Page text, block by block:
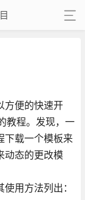
方便的快速开
教程。发现，一
下载一个模板来
动态的更改模
用方法列出：